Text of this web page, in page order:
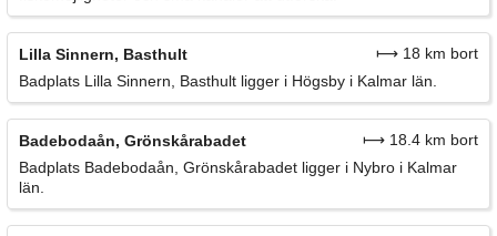
Lilla Sinnern, Basthult
⟼ 18 km bort
Badplats Lilla Sinnern, Basthult ligger i Högsby i Kalmar län.
Badebodaån, Grönskårabadet
⟼ 18.4 km bort
Badplats Badebodaån, Grönskårabadet ligger i Nybro i Kalmar
län.